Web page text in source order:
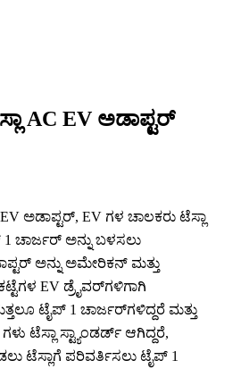
AC EV ಅಡಾಪ್ಟರ್
ಅಡಾಪ್ಟರ್, EV ಗಳ ಚಾಲಕರು ಟೆಸ್ಲಾ
1 ಚಾರ್ಜರ್ ಅನ್ನು ಬಳಸಲು
ಅನ್ನು ಅಮೇರಿಕನ್ ಮತ್ತು
EV ಡ್ರೈವರ್‌ಗಳಿಗಾಗಿ
ಟೈಪ್ 1 ಚಾರ್ಜರ್‌ಗಳಿದ್ದರೆ ಮತ್ತು
ಟೆಸ್ಲಾ ಸ್ಟ್ಯಾಂಡರ್ಡ್ ಆಗಿದ್ದರೆ,
ಟೆಸ್ಲಾಗೆ ಪರಿವರ್ತಿಸಲು ಟೈಪ್ 1